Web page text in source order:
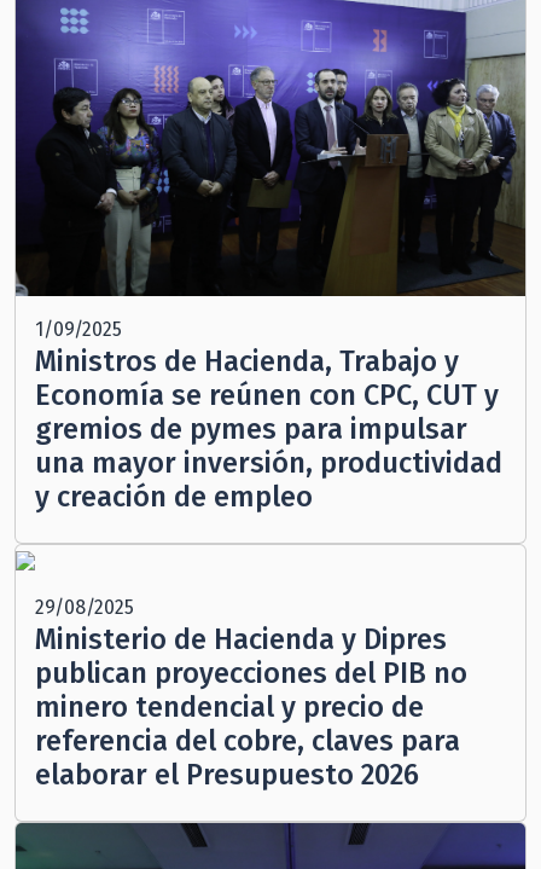
1/09/2025
Ministros de Hacienda, Trabajo y
Economía se reúnen con CPC, CUT y
gremios de pymes para impulsar
una mayor inversión, productividad
y creación de empleo
29/08/2025
Ministerio de Hacienda y Dipres
publican proyecciones del PIB no
minero tendencial y precio de
referencia del cobre, claves para
elaborar el Presupuesto 2026